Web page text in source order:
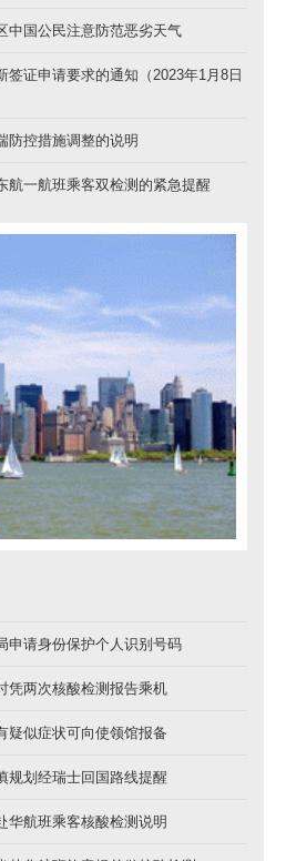
人与制度共同约
可能失效。
议，明星婚姻早已
是财富。一份保密
化的人性环节出现
中国公民注意防范恶劣天气
签证申请要求的通知（2023年1月8日
防控措施调整的说明
航一航班乘客双检测的紧急提醒
申请身份保护个人识别号码
凭两次核酸检测报告乘机
疑似症状可向使领馆报备
规划经瑞士回国路线提醒
华航班乘客核酸检测说明